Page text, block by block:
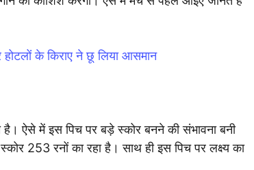
के किराए ने छू लिया आसमान
ऐसे में इस पिच पर बड़े स्कोर बनने की संभावना बनी
253 रनों का रहा है। साथ ही इस पिच पर लक्ष्य का